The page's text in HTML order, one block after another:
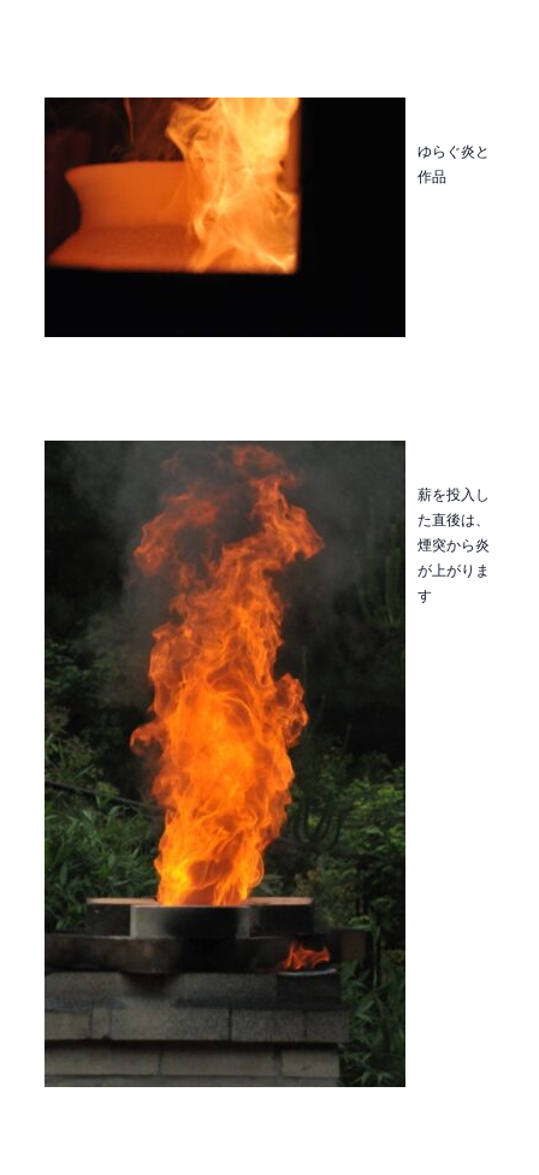
ゆらぐ炎と
作品
薪を投入し
た直後は、
煙突から炎
が上がりま
す